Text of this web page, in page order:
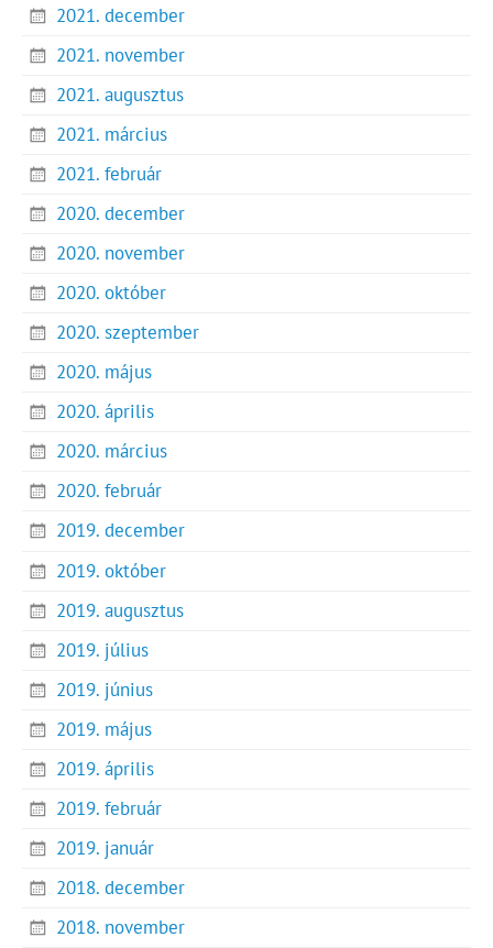
2021. december
2021. november
2021. augusztus
2021. március
2021. február
2020. december
2020. november
2020. október
2020. szeptember
2020. május
2020. április
2020. március
2020. február
2019. december
2019. október
2019. augusztus
2019. július
2019. június
2019. május
2019. április
2019. február
2019. január
2018. december
2018. november